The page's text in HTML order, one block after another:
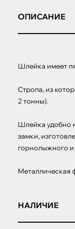
ОПИСАНИЕ
Шлейка имеет
Стропа, из
2 тонны).
Шлейка удобно
замки,
горнолыжного и
Металлическая
НАЛИЧИЕ